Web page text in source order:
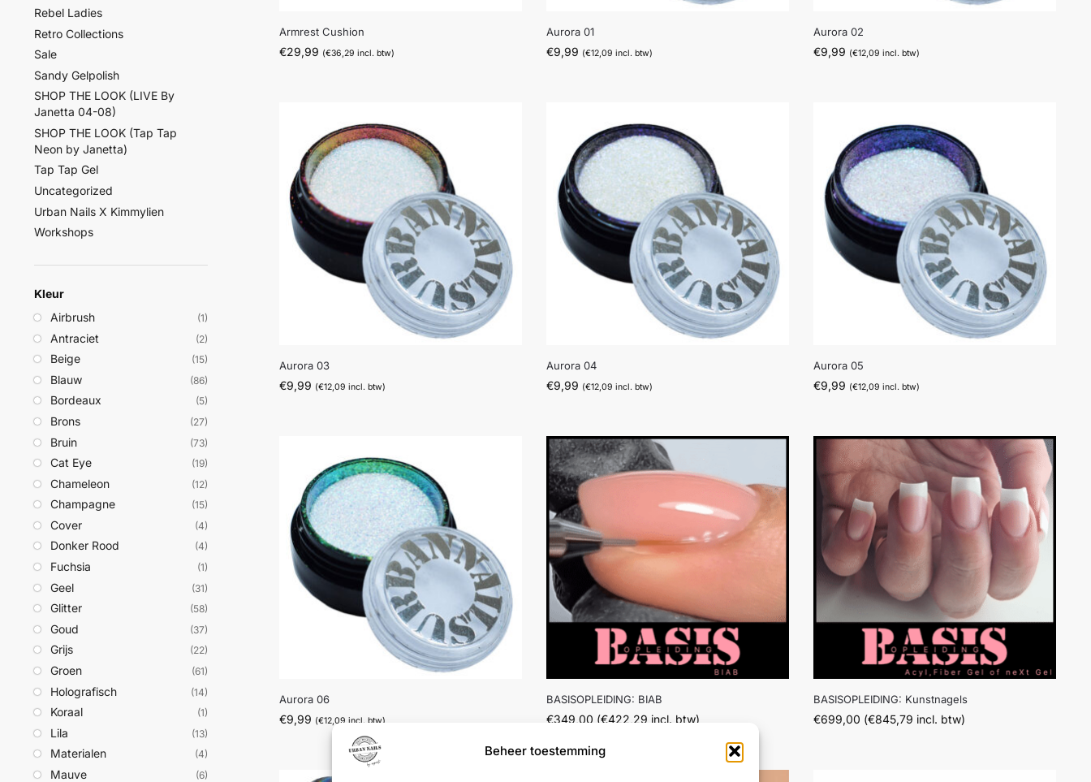
Beheer toestemming
Armrest Cushion
€29,99 (€36,29 incl. btw)
Aurora 01
€9,99 (€12,09 incl. btw)
Aurora 02
€9,99 (€12,09 incl. btw)
Aurora 03
€9,99 (€12,09 incl. btw)
Aurora 04
€9,99 (€12,09 incl. btw)
Aurora 05
€9,99 (€12,09 incl. btw)
Aurora 06
€9,99 (€12,09 incl. btw)
BASISOPLEIDING: BIAB
€349,00 (€422,29 incl. btw)
BASISOPLEIDING: Kunstnagels
€699,00 (€845,79 incl. btw)
Rebel Ladies
Retro Collections
Sale
Sandy Gelpolish
SHOP THE LOOK (LIVE By
Janetta 04-08)
SHOP THE LOOK (Tap Tap
Neon by Janetta)
Tap Tap Gel
Uncategorized
Urban Nails X Kimmylien
Workshops
Kleur
Airbrush
(1)
Antraciet (2)
Beige (15)
Blauw (86)
Bordeaux (5)
Brons (27)
Bruin (73)
Cat Eye (19)
Chameleon (12)
Champagne (15)
Cover (4)
Donker Rood (4)
Fuchsia (1)
Geel (31)
Glitter (58)
Goud (37)
Grijs (22)
Groen (61)
Holografisch (14)
Koraal (1)
Lila (13)
Materialen (4)
Mauve (6)